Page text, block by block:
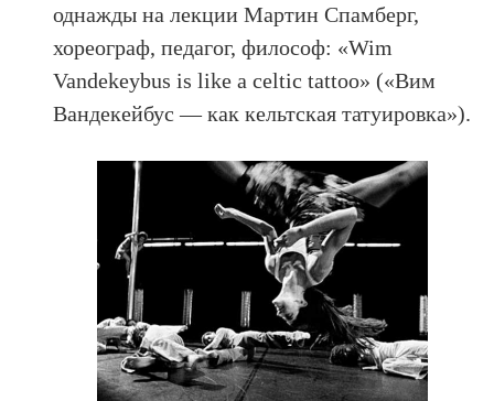
однажды на лекции Мартин Спамберг,
хореограф, педагог, философ: «Wim
Vandekeybus is like a celtic tattoo» («Вим
Вандекейбус — как кельтская татуировка»).